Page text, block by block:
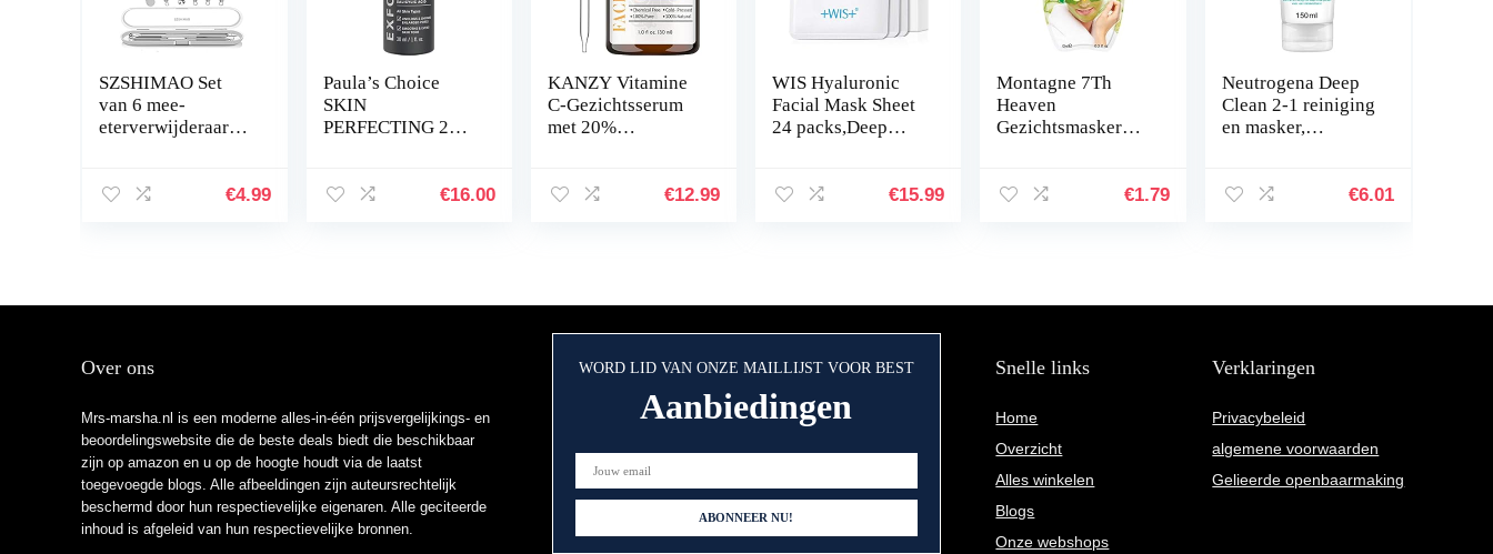
SZSHIMAO Set
van 6 mee-
eterverwijderaars,
roestvrij staal, acne
€4.99
Paula’s Choice
SKIN
PERFECTING 2%
Exfolieert het
€16.00
KANZY Vitamine
C-Gezichtsserum
met 20%
Aging, Anti-
€12.99
WIS Hyaluronic
Facial Mask Sheet
24 packs,Deep
Moisturizing Face
€15.99
Montagne 7Th
Heaven
Gezichtsmasker
€1.79
Neutrogena Deep
Clean 2-1 reiniging
en masker,
gezichtsreiniging
€6.01
Over ons
Mrs-marsha.nl is een moderne alles-in-één prijsvergelijkings- en
beoordelingswebsite die de beste deals biedt die beschikbaar
zijn op amazon en u op de hoogte houdt via de laatst
toegevoegde blogs. Alle afbeeldingen zijn auteursrechtelijk
beschermd door hun respectievelijke eigenaren. Alle geciteerde
inhoud is afgeleid van hun respectievelijke bronnen.
WORD LID VAN ONZE MAILLIJST VOOR BEST
Aanbiedingen
Snelle links
Home
Overzicht
Alles winkelen
Blogs
Onze webshops
Verklaringen
Privacybeleid
algemene voorwaarden
Gelieerde openbaarmaking